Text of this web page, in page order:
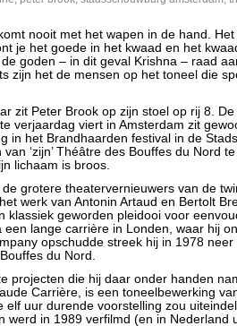
nooit met het wapen in de hand.
je het goede in het kwaad en het
goden – in dit geval Krishna – raad
zijn het de mensen op het toneel die
zit Peter Brook op zijn stoel op rij 8.
verjaardag viert in Amsterdam zit
in het Brandhaarden festival in de
‘zijn’ Théâtre des Bouffes du Nord
lichaam is broos.
de grotere theatervernieuwers van de
werk van Antonin Artaud en Bertolt
klassiek geworden pleidooi voor
een lange carrière in Londen, waar hij
opschudde streek hij in 1978
du Nord.
projecten die hij daar onder handen
Carrière, is een toneelbewerking
elf uur durende voorstelling zou
werd in 1989 verfilmd (en in Nederland